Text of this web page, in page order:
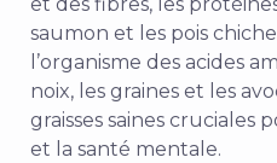
et des fibres, les
saumon et les pois
l’organisme des acides
noix, les graines et les
graisses saines cruciales
et la santé mentale.